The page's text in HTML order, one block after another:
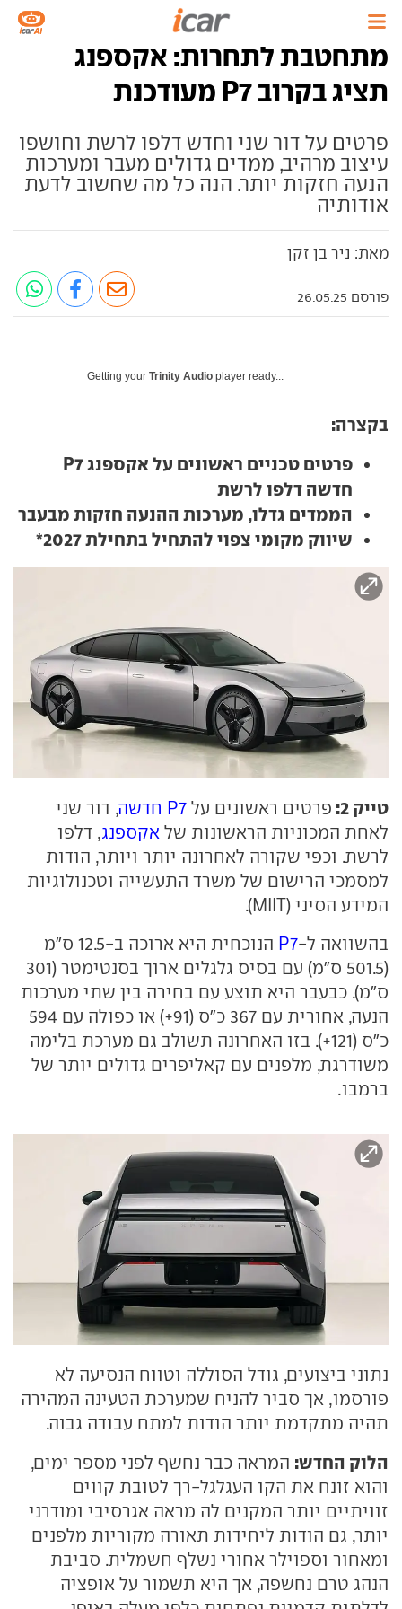
מתחטבת לתחרות: אקספנג
תציג בקרוב P7 מעודכנת
פרטים על דור שני וחדש דלפו לרשת וחושפו
עיצוב מרהיב, ממדים גדולים מעבר ומערכות
הנעה חזקות יותר. הנה כל מה שחשוב לדעת
אודותיה
מאת: ניר בן זקן
פורסם 26.05.25
Getting your Trinity Audio player ready...
בקצרה:
פרטים טכניים ראשונים על אקספנג P7
חדשה דלפו לרשת
הממדים גדלו, מערכות ההנעה חזקות מבעבר
שיווק מקומי צפוי להתחיל בתחילת 2027*
טייק 2: פרטים ראשונים על P7 חדשה
, דור שני
לאחת המכוניות הראשונות של אקספנג, דלפו
לרשת. וכפי שקורה לאחרונה יותר ויותר, הודות
למסמכי הרישום של משרד התעשייה וטכנולוגיות
המידע הסיני (MIIT).
בהשוואה ל-P7
הנוכחית היא ארוכה ב-12.5 ס"מ
(501.5 ס"מ) עם בסיס גלגלים ארוך בסנטימטר (301
ס"מ). כבעבר היא תוצע עם בחירה בין שתי מערכות
הנעה, אחורית עם 367 כ"ס (91+) או כפולה עם 594
כ"ס (121+). בזו האחרונה תשולב גם מערכת בלימה
משודרגת, מלפנים עם קאליפרים גדולים יותר של
ברמבו.
נתוני ביצועים, גודל הסוללה וטווח הנסיעה לא
פורסמו, אך סביר להניח שמערכת הטעינה המהירה
תהיה מתקדמת יותר הודות למתח עבודה גבוה.
הלוק החדש: המראה כבר נחשף לפני מספר ימים,
והוא זונח את הקו העגלגל-רך לטובת קווים
זוויתיים יותר המקנים לה מראה אגרסיבי ומודרני
יותר, גם הודות ליחידות תאורה מקוריות מלפנים
ומאחור וספוילר אחורי נשלף חשמלית. סביבת
הנהג טרם נחשפה, אך היא תשמור על אופציה